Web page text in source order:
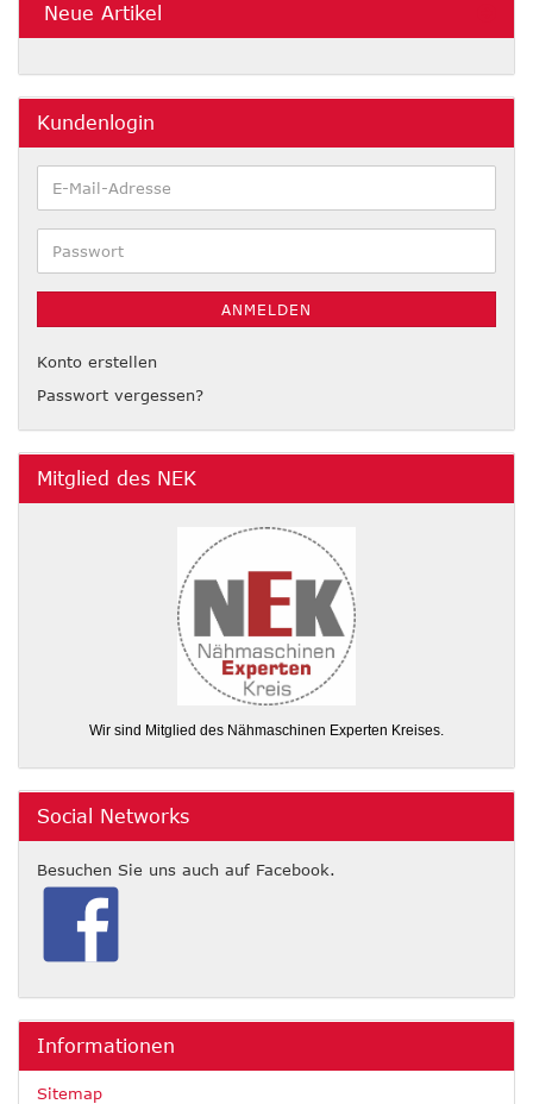
Neue Artikel
Kundenlogin
E-
Mail-
Adresse
Passwort
ANMELDEN
Konto erstellen
Passwort vergessen?
Mitglied des NEK
Wir sind Mitglied des Nähmaschinen Experten Kreises.
Social Networks
Besuchen Sie uns auch auf Facebook.
Informationen
Sitemap